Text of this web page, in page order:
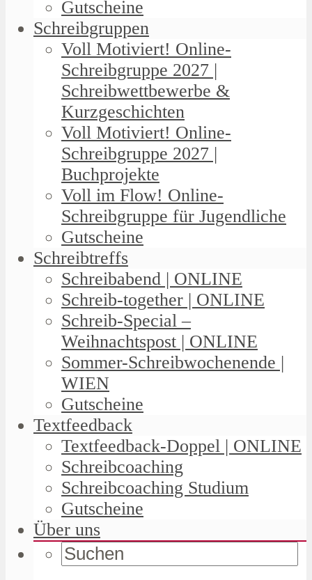
Gutscheine
Schreibgruppen
Voll Motiviert! Online-
Schreibgruppe 2027 |
Schreibwettbewerbe &
Kurzgeschichten
Voll Motiviert! Online-
Schreibgruppe 2027 |
Buchprojekte
Voll im Flow! Online-
Schreibgruppe für Jugendliche
Gutscheine
Schreibtreffs
Schreibabend | ONLINE
Schreib-together | ONLINE
Schreib-Special –
Weihnachtspost | ONLINE
Sommer-Schreibwochenende |
WIEN
Gutscheine
Textfeedback
Textfeedback-Doppel | ONLINE
Schreibcoaching
Schreibcoaching Studium
Gutscheine
Über uns